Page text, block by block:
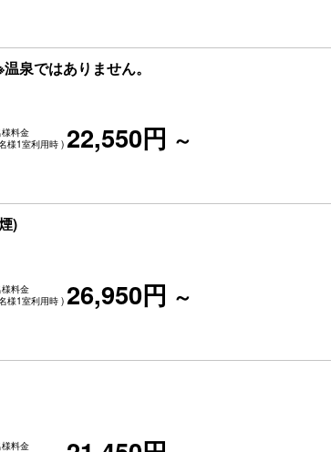
泉ではありません。
料金
様1室利用時 )22,550円 ～
)
料金
様1室利用時 )26,950円 ～
料金